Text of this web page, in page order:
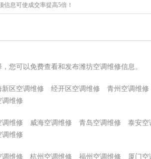
信息可使成交率提高5倍！
您可以免费查看和发布潍坊空调维修信息。
新区空调维修 经开区空调维修 青州空调维修
调维修
调维修 威海空调维修 青岛空调维修 泰安空
调维修
调维修 杭州空调维修 福州空调维修 厦门空